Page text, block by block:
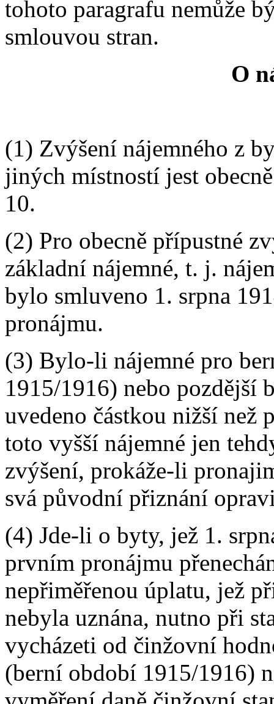
tohoto paragrafu nemůže
smlouvou stran.
O
(1) Zvýšení nájemného z
jiných místností jest
10.
(2) Pro obecně přípustné
základní nájemné, t. j.
bylo smluveno 1. srpna
pronájmu.
(3) Bylo-li nájemné pro
1915/1916) nebo pozdější
uvedeno částkou nižší než
toto vyšší nájemné jen
zvýšení, prokáže-li
svá původní přiznání
(4) Jde-li o byty, jež 1.
prvním pronájmu
nepřiměřenou úplatu, jež
nebyla uznána, nutno při
vycházeti od činžovní
(berní období 1915/1916)